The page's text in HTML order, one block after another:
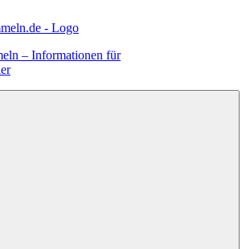
– Informationen für